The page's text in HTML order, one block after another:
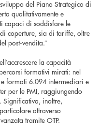
del Piano Strategico di
qualitativamente e
capaci di soddisfare le
coperture, sia di tariffe, oltre
post-vendita.”
la capacità
formativi mirati: nel
formati 6.094 intermediari e
per le PMI, raggiungendo
Significativa, inoltre,
attraverso
tramite OTP.